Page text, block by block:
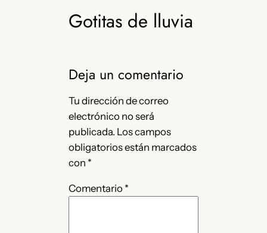
Gotitas de lluvia
Deja un comentario
Tu dirección de correo
electrónico no será
publicada. Los campos
obligatorios están marcados
con *
Comentario *